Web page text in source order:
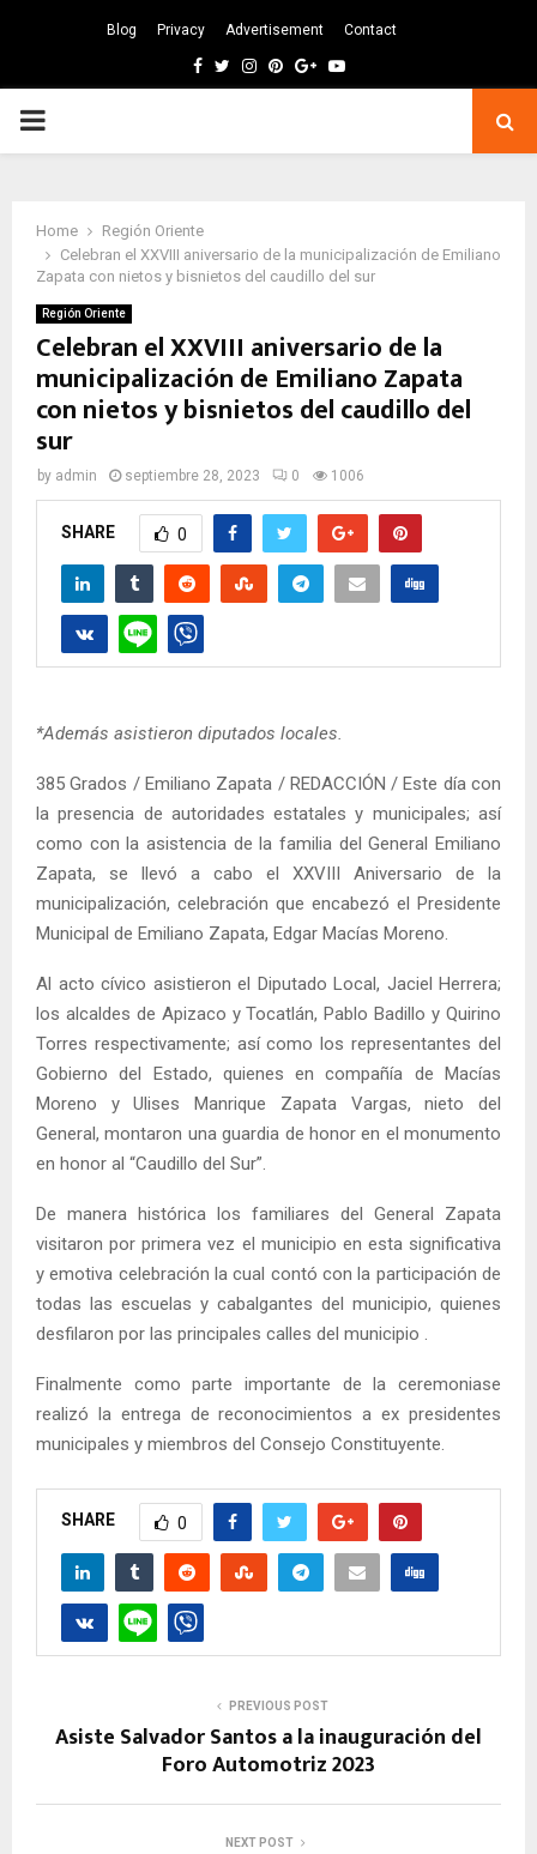
Blog Privacy Advertisement Contact
Facebook
TwitterInstagram
Pinterest
GoogleYoutube
PRIMARY
Home
Región Oriente
Celebran el XXVIII aniversario de la municipalización de Emiliano
Zapata con nietos y bisnietos del caudillo del sur
Región Oriente
Celebran el XXVIII aniversario de la
municipalización de Emiliano Zapata
con nietos y bisnietos del caudillo del
sur
by admin septiembre 28, 2023 0 1006
SHARE 0
*Además asistieron diputados locales.
385 Grados / Emiliano Zapata / REDACCIÓN / Este día con
la presencia de autoridades estatales y municipales; así
como con la asistencia de la familia del General Emiliano
Zapata, se llevó a cabo el XXVIII Aniversario de la
municipalización, celebración que encabezó el Presidente
Municipal de Emiliano Zapata, Edgar Macías Moreno.
Al acto cívico asistieron el Diputado Local, Jaciel Herrera;
los alcaldes de Apizaco y Tocatlán, Pablo Badillo y Quirino
Torres respectivamente; así como los representantes del
Gobierno del Estado, quienes en compañía de Macías
Moreno y Ulises Manrique Zapata Vargas, nieto del
General, montaron una guardia de honor en el monumento
en honor al “Caudillo del Sur”.
De manera histórica los familiares del General Zapata
visitaron por primera vez el municipio en esta significativa
y emotiva celebración la cual contó con la participación de
todas las escuelas y cabalgantes del municipio, quienes
desfilaron por las principales calles del municipio .
Finalmente como parte importante de la ceremoniase
realizó la entrega de reconocimientos a ex presidentes
municipales y miembros del Consejo Constituyente.
SHARE 0
PREVIOUS POST
Asiste Salvador Santos a la inauguración del
Foro Automotriz 2023
NEXT POST